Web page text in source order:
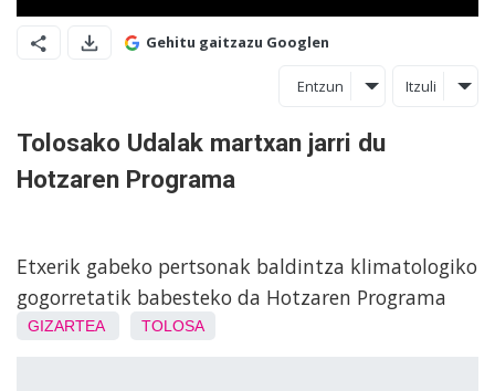
Gehitu gaitzazu Googlen
Entzun Itzuli
Tolosako Udalak martxan jarri du
Hotzaren Programa
Etxerik gabeko pertsonak baldintza klimatologiko
gogorretatik babesteko da Hotzaren Programa
GIZARTEA TOLOSA